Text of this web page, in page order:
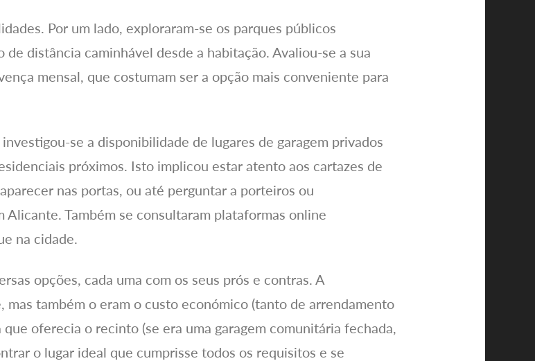
Por um lado, exploraram-se os parques públicos
distância caminhável desde a habitação. Avaliou-se a sua
mensal, que costumam ser a opção mais conveniente para
se a disponibilidade de lugares de garagem privados
próximos. Isto implicou estar atento aos cartazes de
nas portas, ou até perguntar a porteiros ou
Também se consultaram plataformas online
na cidade.
opções, cada uma com os seus prós e contras. A
também o eram o custo económico (tanto de arrendamento
oferecia o recinto (se era uma garagem comunitária fechada,
o lugar ideal que cumprisse todos os requisitos e se